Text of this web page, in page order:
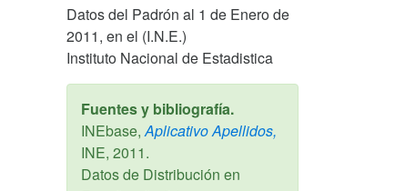
Datos del Padrón al 1 de Enero de
2011, en el (I.N.E.)
Instituto Nacional de Estadistica
Fuentes y bibliografía.
INEbase,Aplicativo Apellidos,
INE, 2011.
Datos de Distribución en